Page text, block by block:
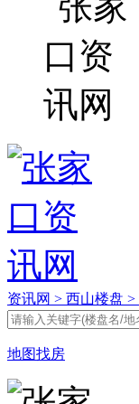
资讯网 > 西山楼盘 >
地图找房